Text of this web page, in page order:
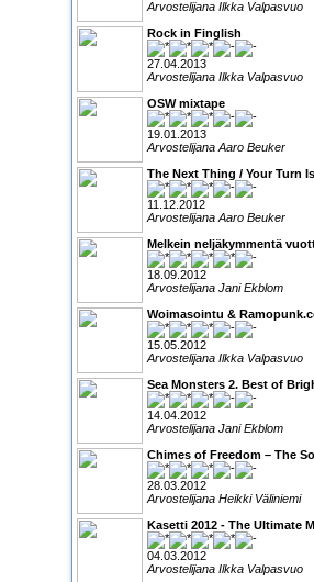
Arvostelijana Ilkka Valpasvuo
Rock in Finglish
27.04.2013
Arvostelijana Ilkka Valpasvuo
OSW mixtape
19.01.2013
Arvostelijana Aaro Beuker
The Next Thing / Your Turn
11.12.2012
Arvostelijana Aaro Beuker
Melkein neljäkymmentä
18.09.2012
Arvostelijana Jani Ekblom
Woimasointu &
15.05.2012
Arvostelijana Ilkka Valpasvuo
Sea Monsters 2. Best of
14.04.2012
Arvostelijana Jani Ekblom
Chimes of Freedom – The
28.03.2012
Arvostelijana Heikki Väliniemi
Kasetti 2012 - The Ultimate
04.03.2012
Arvostelijana Ilkka Valpasvuo